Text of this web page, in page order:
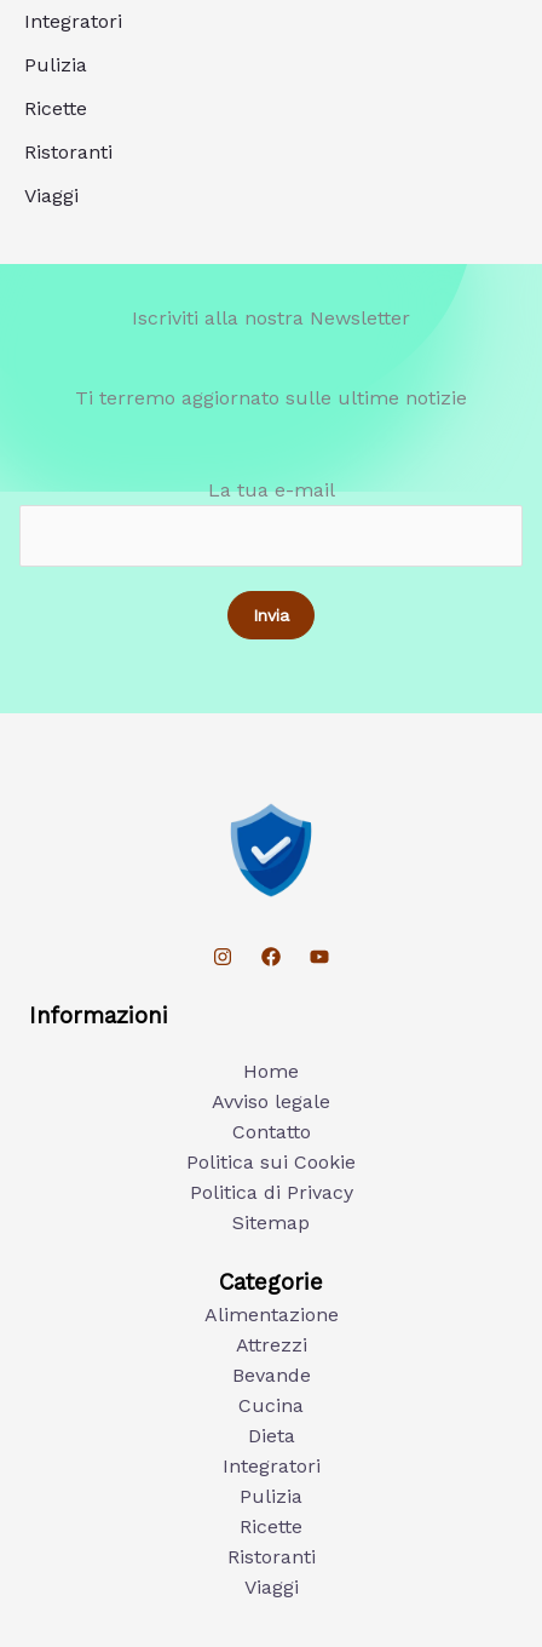
Integratori
Pulizia
Ricette
Ristoranti
Viaggi
Iscriviti alla nostra Newsletter
Ti terremo aggiornato sulle ultime notizie
La tua e-mail
Informazioni
Home
Avviso legale
Contatto
Politica sui Cookie
Politica di Privacy
Sitemap
Categorie
Alimentazione
Attrezzi
Bevande
Cucina
Dieta
Integratori
Pulizia
Ricette
Ristoranti
Viaggi